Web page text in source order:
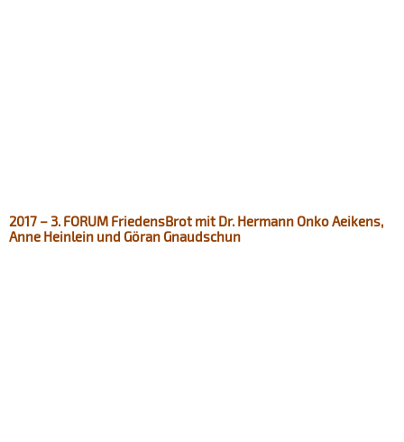
2017 – 3. FORUM FriedensBrot mit Dr. Hermann Onko Aeikens,
Anne Heinlein und Göran Gnaudschun​